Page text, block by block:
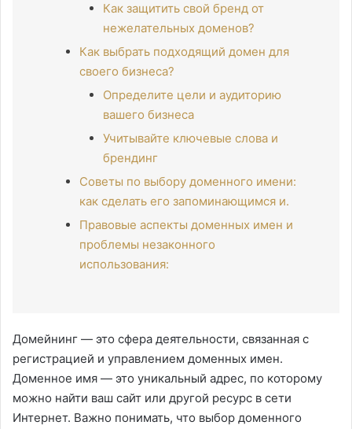
Как защитить свой бренд от
нежелательных доменов?
Как выбрать подходящий домен для
своего бизнеса?
Определите цели и аудиторию
вашего бизнеса
Учитывайте ключевые слова и
брендинг
Советы по выбору доменного имени:
как сделать его запоминающимся и.
Правовые аспекты доменных имен и
проблемы незаконного
использования:
Домейнинг — это сфера деятельности, связанная с
регистрацией и управлением доменных имен.
Доменное имя — это уникальный адрес, по которому
можно найти ваш сайт или другой ресурс в сети
Интернет. Важно понимать, что выбор доменного